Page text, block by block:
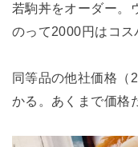
若駒丼をオーダー。
のって2000円はコス
同等品の他社価格（
かる。あくまで価格